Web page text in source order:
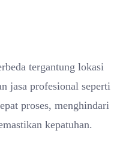
tergantung lokasi
jasa profesional seperti
proses, menghindari
kepatuhan.